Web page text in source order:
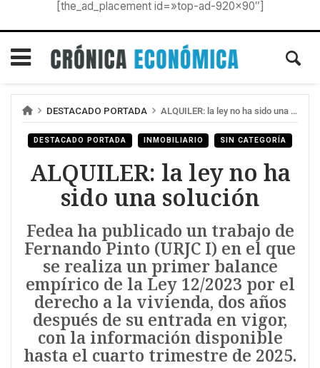
[the_ad_placement id=»top-ad-920×90″]
DESTACADO PORTADA ALQUILER: la ley no ha sido una solución
DESTACADO PORTADA INMOBILIARIO SIN CATEGORÍA
ALQUILER: la ley no ha
sido una solución
Fedea ha publicado un trabajo de
Fernando Pinto (URJC I) en el que
se realiza un primer balance
empírico de la Ley 12/2023 por el
derecho a la vivienda, dos años
después de su entrada en vigor,
con la información disponible
hasta el cuarto trimestre de 2025.